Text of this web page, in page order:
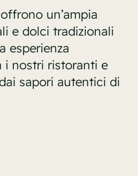
un’ampia
e dolci tradizionali
esperienza
i nostri ristoranti e
sapori autentici di